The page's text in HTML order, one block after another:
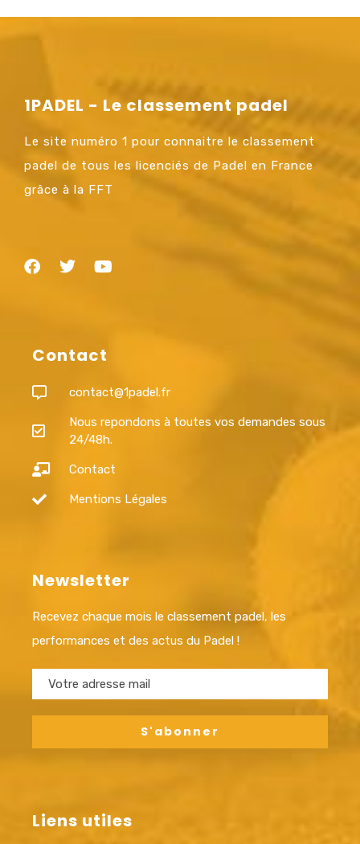
1PADEL - Le classement padel
Le site numéro 1 pour connaitre le classement
padel de tous les licenciés de Padel en France
grâce à la FFT
Contact
contact@1padel.fr
Nous repondons à toutes vos demandes sous
24/48h.
Contact
Mentions Légales
Newsletter
Recevez chaque mois le classement padel, les
performances et des actus du Padel !
Liens utiles